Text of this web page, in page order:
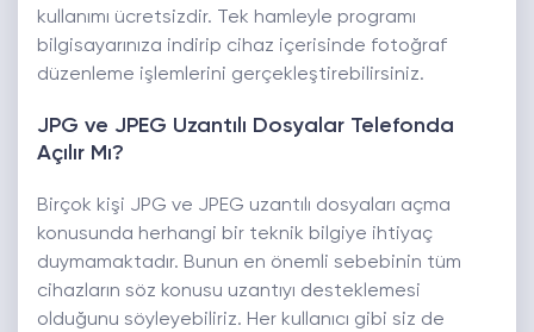
kullanımı ücretsizdir. Tek hamleyle programı
bilgisayarınıza indirip cihaz içerisinde fotoğraf
düzenleme işlemlerini gerçekleştirebilirsiniz.
JPG ve JPEG Uzantılı Dosyalar Telefonda
Açılır Mı?
Birçok kişi JPG ve JPEG uzantılı dosyaları açma
konusunda herhangi bir teknik bilgiye ihtiyaç
duymamaktadır. Bunun en önemli sebebinin tüm
cihazların söz konusu uzantıyı desteklemesi
olduğunu söyleyebiliriz. Her kullanıcı gibi siz de